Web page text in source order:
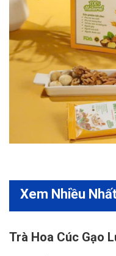
Xem Nhiều
Trà Hoa Cúc Gạo